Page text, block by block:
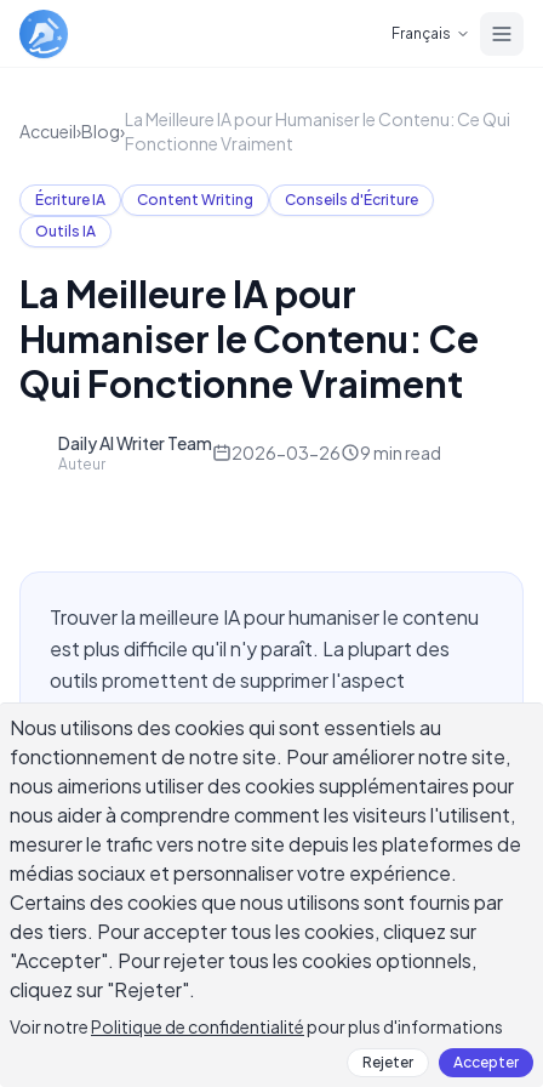
Français
Accueil›Blog›
La Meilleure IA pour Humaniser le Contenu: Ce Qui
Fonctionne Vraiment
Écriture IA Content Writing
Conseils d'Écriture
Outils IA
La Meilleure IA pour
Humaniser le Contenu: Ce
Qui Fonctionne Vraiment
Daily AI Writer Team
Auteur
2026-03-26 9 min read
Trouver la meilleure IA pour humaniser le contenu
est plus difficile qu'il n'y paraît. La plupart des
outils promettent de supprimer l'aspect
quelque chose qui ressemble à une attaque de
synonymes sur votre brouillon original. L'objectif
réel n'est pas de tromper un détecteur – c'est
d'écrire comme quelqu'un qui a quelque chose de
spécifique à dire. Ce guide explique ce que
l'humanisation requiert réellement, ce qui sépare
les outils qui fonctionnent de ceux qui gaspillent
votre temps, et comment faire sonner votre
contenu authentiquement humain sans
recommencer à zéro.
Nous utilisons des cookies qui sont essentiels au
fonctionnement de notre site. Pour améliorer notre site,
nous aimerions utiliser des cookies supplémentaires pour
nous aider à comprendre comment les visiteurs l'utilisent,
mesurer le trafic vers notre site depuis les plateformes de
médias sociaux et personnaliser votre expérience.
Certains des cookies que nous utilisons sont fournis par
des tiers. Pour accepter tous les cookies, cliquez sur
"Accepter". Pour rejeter tous les cookies optionnels,
cliquez sur "Rejeter".
Voir notrePolitique de confidentialitépour plus d'informations
Rejeter Accepter